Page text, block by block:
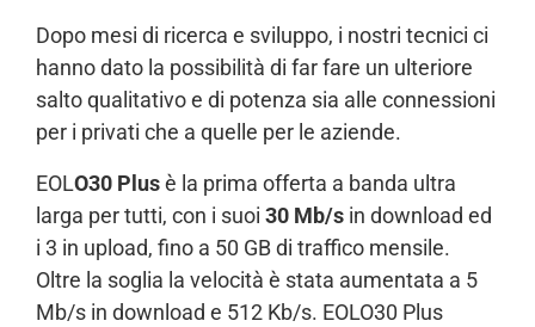
Dopo mesi di ricerca e sviluppo, i nostri tecnici ci
hanno dato la possibilità di far fare un ulteriore
salto qualitativo e di potenza sia alle connessioni
per i privati che a quelle per le aziende.
EOLO30 Plusè la prima offerta a banda ultra
larga per tutti, con i suoi 30 Mb/s in download ed
i 3 in upload, fino a 50 GB di traffico mensile.
Oltre la soglia la velocità è stata aumentata a 5
Mb/s in download e 512 Kb/s. EOLO30 Plus